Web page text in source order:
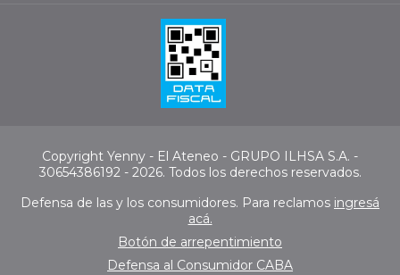
Copyright Yenny - El Ateneo - GRUPO ILHSA S.A. -
30654386192 - 2026. Todos los derechos reservados.
Defensa de las y los consumidores. Para reclamos ingresá
acá.
Botón de arrepentimiento
Defensa al Consumidor CABA